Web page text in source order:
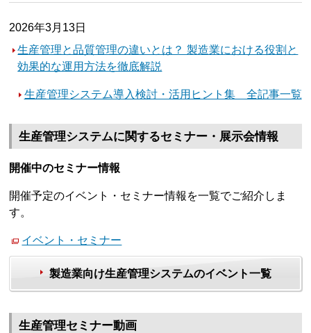
2026年3月13日
生産管理と品質管理の違いとは？ 製造業における役割と
効果的な運用方法を徹底解説
生産管理システム導入検討・活用ヒント集 全記事一覧
生産管理システムに関するセミナー・展示会情報
開催中のセミナー情報
開催予定のイベント・セミナー情報を一覧でご紹介しま
す。
イベント・セミナー
製造業向け生産管理システムのイベント一覧
生産管理セミナー動画